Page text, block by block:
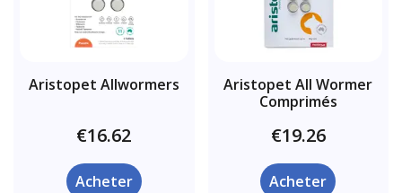
Aristopet Allwormers
€16.62
Acheter
Aristopet All Wormer
Comprimés
€19.26
Acheter